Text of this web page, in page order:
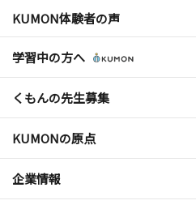
KUMON体験者の声
学習中の方へ
くもんの先生募集
KUMONの原点
企業情報